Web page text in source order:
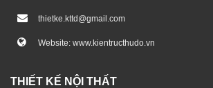
thietke.kttd@gmail.com
Website: www.kientructhudo.vn
THIẾT KẾ NỘI THẤT